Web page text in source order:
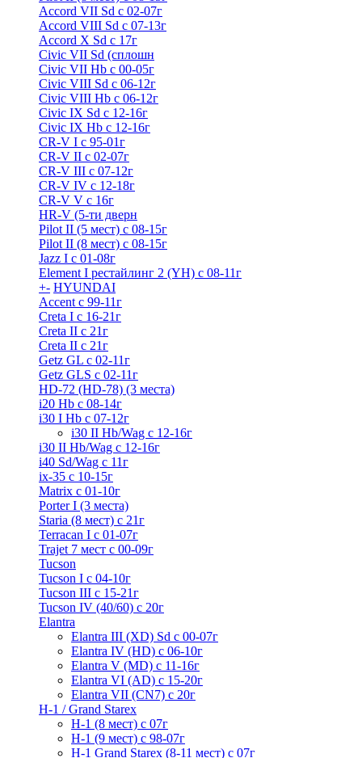
Accord VII Sd с 02-07г
Accord VIII Sd с 07-13г
Accord X Sd с 17г
Civic VII Sd (сплошн
Civic VII Hb с 00-05г
Civic VIII Sd с 06-12г
Civic VIII Hb с 06-12г
Civic IX Sd c 12-16г
Civic IX Hb с 12-16г
CR-V I с 95-01г
CR-V II с 02-07г
CR-V III с 07-12г
CR-V IV с 12-18г
CR-V V с 16г
HR-V (5-ти дверн
Pilot II (5 мест) с 08-15г
Pilot II (8 мест) с 08-15г
Jazz I c 01-08г
Element I рестайлинг 2 (YH) с 08-11г
+- HYUNDAI
Accent с 99-11г
Creta I с 16-21г
Creta II с 21г
Creta II с 21г
Getz GL с 02-11г
Getz GLS с 02-11г
HD-72 (HD-78) (3 места)
i20 Hb с 08-14г
i30 I Hb с 07-12г
i30 II Hb/Wag с 12-16г
i30 II Hb/Wag с 12-16г
i40 Sd/Wag с 11г
ix-35 с 10-15г
Matrix с 01-10г
Porter I (3 места)
Staria (8 мест) c 21г
Terracan I c 01-07г
Trajet 7 мест с 00-09г
Tucson
Tucson I c 04-10г
Tucson III с 15-21г
Tucson IV (40/60) с 20г
Elantra
Elantra III (XD) Sd c 00-07г
Elantra IV (HD) с 06-10г
Elantra V (MD) c 11-16г
Elantra VI (AD) с 15-20г
Elantra VII (CN7) с 20г
H-1 / Grand Starex
H-1 (8 мест) c 07г
H-1 (9 мест) c 98-07г
H-1 Grand Starex (8-11 мест) с 07г